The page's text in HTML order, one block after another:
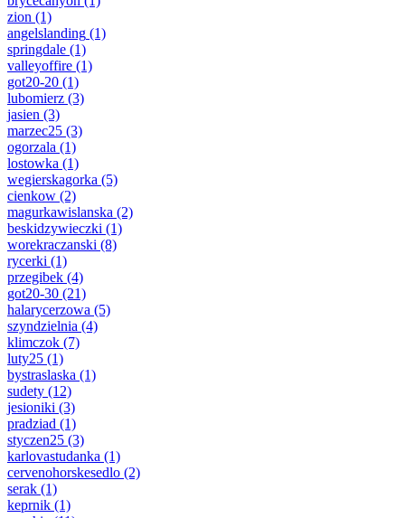
zion (1)
angelslanding (1)
springdale (1)
valleyoffire (1)
got20-20 (1)
lubomierz (3)
jasien (3)
marzec25 (3)
ogorzala (1)
lostowka (1)
wegierskagorka (5)
cienkow (2)
magurkawislanska (2)
beskidzywieczki (1)
worekraczanski (8)
rycerki (1)
przegibek (4)
got20-30 (21)
halarycerzowa (5)
szyndzielnia (4)
klimczok (7)
luty25 (1)
bystraslaska (1)
sudety (12)
jesioniki (3)
pradziad (1)
styczen25 (3)
karlovastudanka (1)
cervenohorskesedlo (2)
serak (1)
keprnik (1)